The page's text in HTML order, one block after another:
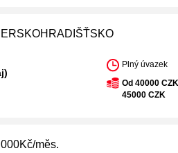
Plný úvazek
Od 40000
45000 CZK
měs.